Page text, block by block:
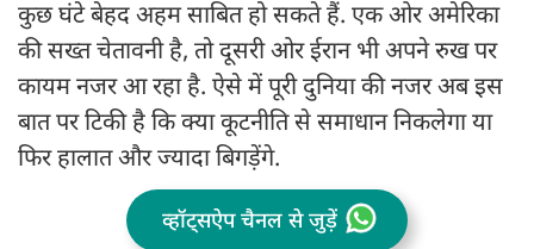
कुछ घंटे बेहद अहम साबित हो सकते हैं. एक ओर अमेरिका
की सख्त चेतावनी है, तो दूसरी ओर ईरान भी अपने रुख पर
कायम नजर आ रहा है. ऐसे में पूरी दुनिया की नजर अब इस
बात पर टिकी है कि क्या कूटनीति से समाधान निकलेगा या
फिर हालात और ज्यादा बिगड़ेंगे.
व्हॉट्सऐप चैनल से जुड़ें